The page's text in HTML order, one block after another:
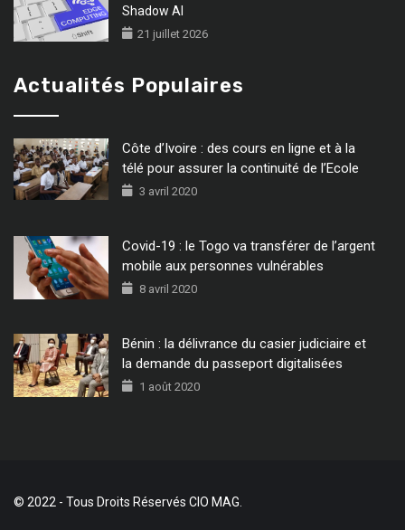
Shadow AI
21 juillet 2026
Actualités Populaires
Côte d’Ivoire : des cours en ligne et à la
télé pour assurer la continuité de l’Ecole
3 avril 2020
Covid-19 : le Togo va transférer de l’argent
mobile aux personnes vulnérables
8 avril 2020
Bénin : la délivrance du casier judiciaire et
la demande du passeport digitalisées
1 août 2020
© 2022 - Tous Droits Réservés CIO MAG.